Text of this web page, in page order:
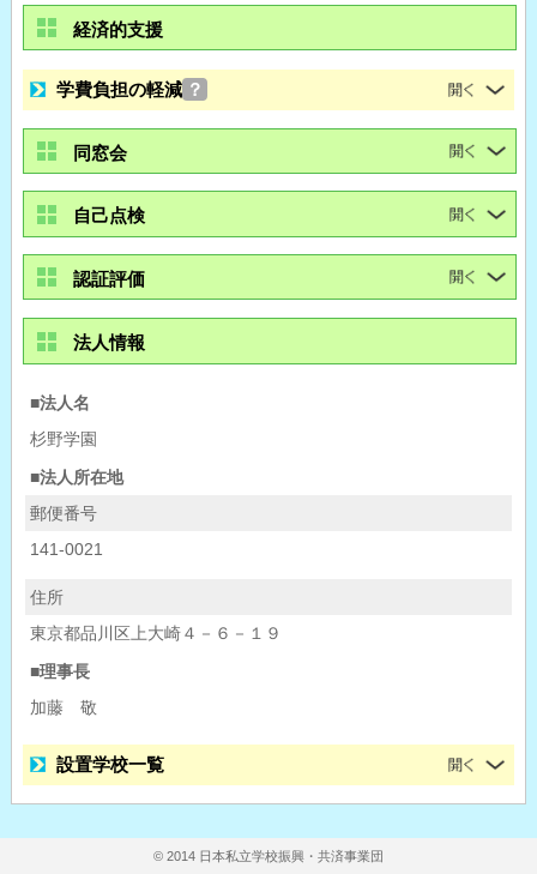
経済的支援
学費負担の軽減 ？
同窓会
自己点検
認証評価
法人情報
■法人名
杉野学園
■法人所在地
郵便番号
141-0021
住所
東京都品川区上大崎４－６－１９
■理事長
加藤 敬
設置学校一覧
© 2014 日本私立学校振興・共済事業団